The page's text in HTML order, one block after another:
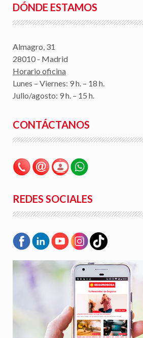
DÓNDE ESTAMOS
Almagro, 31
28010 - Madrid
Horario oficina
Lunes – Viernes: 9 h. – 18 h.
Julio/agosto: 9 h. – 15 h.
CONTÁCTANOS
REDES SOCIALES